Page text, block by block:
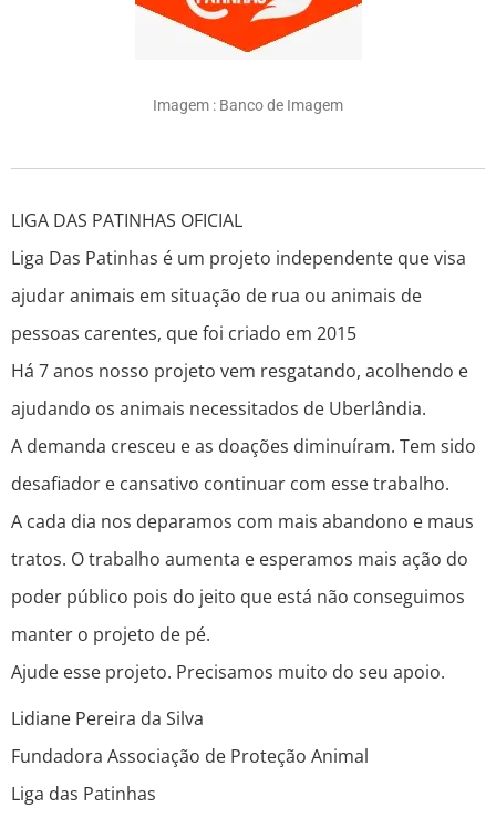
Imagem : Banco de Imagem
LIGA DAS PATINHAS OFICIAL
Liga Das Patinhas é um projeto independente que visa
ajudar animais em situação de rua ou animais de
pessoas carentes, que foi criado em 2015
Há 7 anos nosso projeto vem resgatando, acolhendo e
ajudando os animais necessitados de Uberlândia.
A demanda cresceu e as doações diminuíram. Tem sido
desafiador e cansativo continuar com esse trabalho.
A cada dia nos deparamos com mais abandono e maus
tratos. O trabalho aumenta e esperamos mais ação do
poder público pois do jeito que está não conseguimos
manter o projeto de pé.
Ajude esse projeto. Precisamos muito do seu apoio.
Lidiane Pereira da Silva
Fundadora Associação de Proteção Animal
Liga das Patinhas